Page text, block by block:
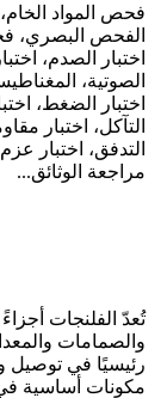
فحص المواد الخام،
الفحص البصري،
الصوتية،
اختبار الضغط،
التآكل، اختبار
التدفق، اختبار
مراجعة الوثائق...
تُعدّ الفلنجات
والصمامات
رئيسيًا في توصيل
مكونات أساسية في